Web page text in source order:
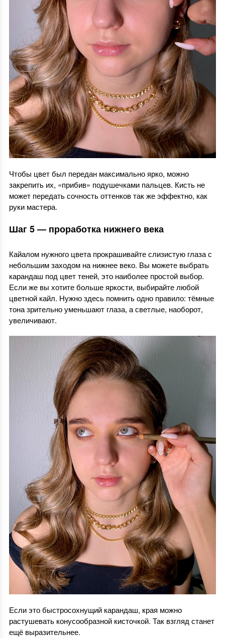
Чтобы цвет был передан максимально ярко, можно
закрепить их, «прибив» подушечками пальцев. Кисть не
может передать сочность оттенков так же эффектно, как
руки мастера.
Шаг 5 — проработка нижнего века
Кайалом нужного цвета прокрашивайте слизистую глаза с
небольшим заходом на нижнее веко. Вы можете выбрать
карандаш под цвет теней, это наиболее простой выбор.
Если же вы хотите больше яркости, выбирайте любой
цветной кайл. Нужно здесь помнить одно правило: тёмные
тона зрительно уменьшают глаза, а светлые, наоборот,
увеличивают.
Если это быстросохнущий карандаш, края можно
растушевать конусообразной кисточкой. Так взгляд станет
ещё выразительнее.